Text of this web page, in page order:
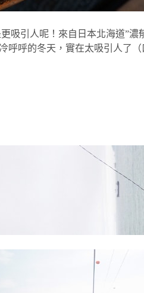
引人呢！來自日本北海道”
呼的冬天，實在太吸引人了（